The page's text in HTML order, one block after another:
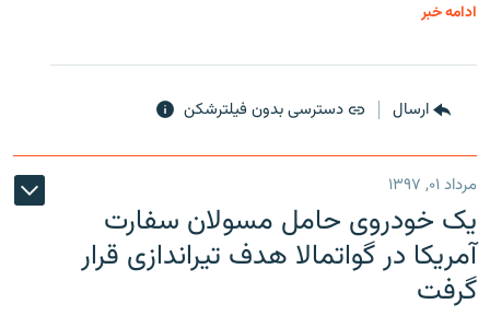
ادامه خبر
ارسال دسترسی بدون فیلترشکن
مرداد ۰۱, ۱۳۹۷
یک خودروی حامل مسولان سفارت
آمریکا در گواتمالا هدف تیراندازی قرار
گرفت